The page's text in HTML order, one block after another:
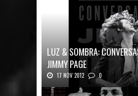
LUZ & SOMBRA:
JIMMY PAGE
17 NOV 2012 0
Luz & Sombra: Conversas com